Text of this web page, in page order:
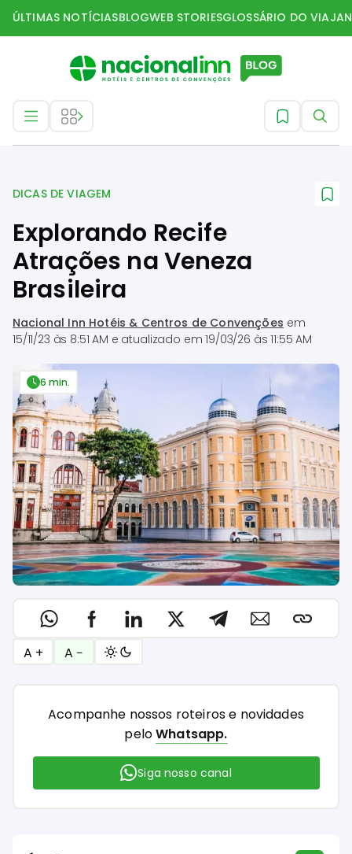
ÚLTIMAS NOTÍCIASBLOGWEB STORIESGLOSSÁRIO DO
DICAS DE VIAGEM
Explorando Recife
Atrações na Veneza
Brasileira
Nacional Inn Hotéis & Centros de Convenções em
15/11/23 às 8:51 AM e atualizado em19/03/26 às 11:55 AM
6 min.
A + A −
Acompanhe nossos roteiros e novidades
peloWhatsapp.
Siga nosso canal